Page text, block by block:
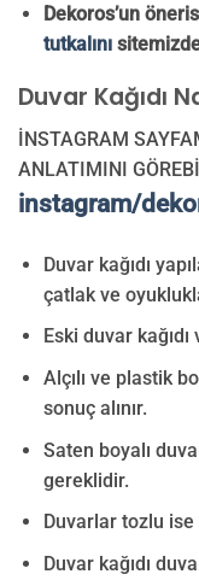
Dekoros’un
tutkalını
Duvar Kağıdı
İNSTAGRAM
ANLATIMINI
instagram/
Duvar kağıdı
çatlak ve
Eski duvar
Alçılı ve plastik
sonuç alınır.
Saten boyalı
gereklidir.
Duvarlar tozlu ise
Duvar kağıdı